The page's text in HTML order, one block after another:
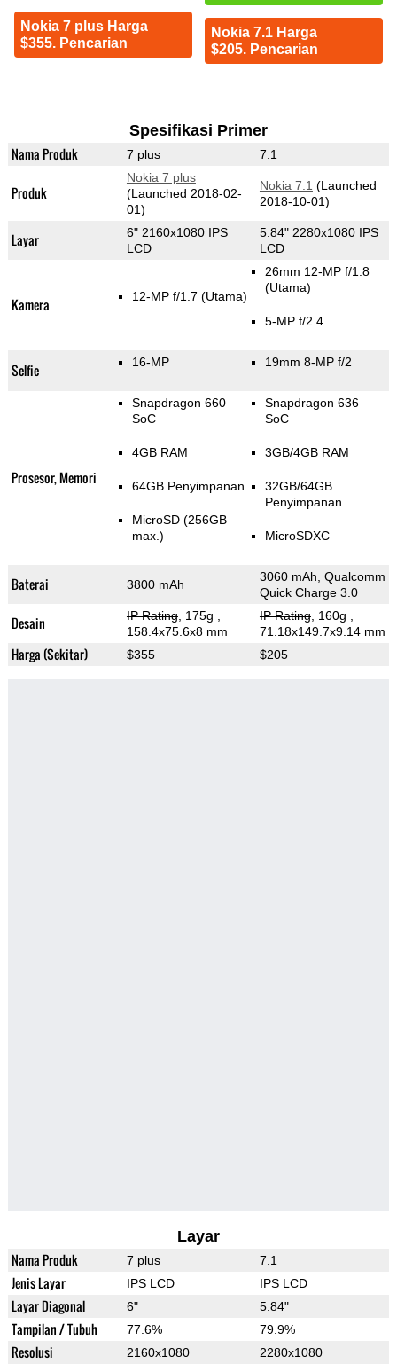
Nokia 7 plus Harga
$355. Pencarian
Nokia 7.1 Harga
$205. Pencarian
Spesifikasi Primer
Nama Produk 7 plus 7.1
Produk
Nokia 7 plus
(Launched 2018-02-
01)
Nokia 7.1 (Launched
2018-10-01)
Layar
6" 2160x1080 IPS
LCD
5.84" 2280x1080 IPS
LCD
Kamera 12-MP f/1.7 (Utama)
26mm 12-MP f/1.8
(Utama)
5-MP f/2.4
Selfie 16-MP 19mm 8-MP f/2
Prosesor, Memori
Snapdragon 660
SoC
4GB RAM
64GB Penyimpanan
MicroSD (256GB
max.)
Snapdragon 636
SoC
3GB/4GB RAM
32GB/64GB
Penyimpanan
MicroSDXC
Baterai 3800 mAh
3060 mAh, Qualcomm
Quick Charge 3.0
Desain IP Rating, 175g
158.4x75.6x8 mm
IP Rating, 160g
71.18x149.7x9.14 mm
Harga (Sekitar) $355 $205
Layar
Nama Produk 7 plus 7.1
Jenis Layar IPS LCD IPS LCD
Layar Diagonal 6" 5.84"
Tampilan / Tubuh 77.6% 79.9%
Resolusi 2160x1080 2280x1080